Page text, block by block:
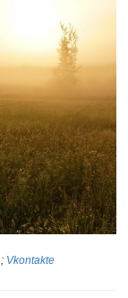
; Vkontakte